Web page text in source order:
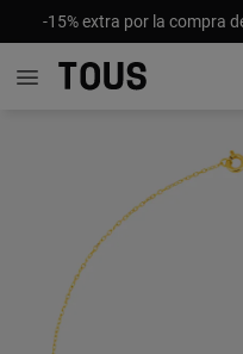
-15% extra por la compra